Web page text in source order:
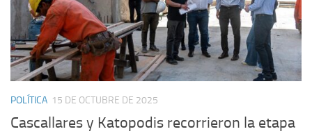
POLÍTICA 15 DE OCTUBRE DE 2025
Cascallares y Katopodis recorrieron la etapa